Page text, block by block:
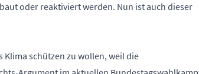
oder reaktiviert werden. Nun ist auch dieser
Klima schützen zu wollen, weil die